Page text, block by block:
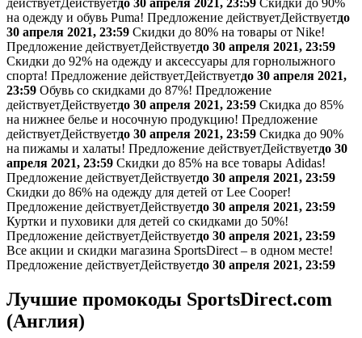
действуетДействуетдо 30 апреля 2021, 23:59 Скидки до 90%
на одежду и обувь Puma! Предложение действуетДействуетдо
30 апреля 2021, 23:59 Скидки до 80% на товары от Nike!
Предложение действуетДействуетдо 30 апреля 2021, 23:59
Скидки до 92% на одежду и аксессуары для горнолыжного
спорта! Предложение действуетДействуетдо 30 апреля 2021,
23:59 Обувь со скидками до 87%! Предложение
действуетДействуетдо 30 апреля 2021, 23:59 Скидка до 85%
на нижнее белье и носочную продукцию! Предложение
действуетДействуетдо 30 апреля 2021, 23:59 Скидка до 90%
на пижамы и халаты! Предложение действуетДействуетдо 30
апреля 2021, 23:59 Скидки до 85% на все товары Adidas!
Предложение действуетДействуетдо 30 апреля 2021, 23:59
Скидки до 86% на одежду для детей от Lee Cooper!
Предложение действуетДействуетдо 30 апреля 2021, 23:59
Куртки и пуховики для детей со скидками до 50%!
Предложение действуетДействуетдо 30 апреля 2021, 23:59
Все акции и скидки магазина SportsDirect – в одном месте!
Предложение действуетДействуетдо 30 апреля 2021, 23:59
Лучшие промокоды SportsDirect.com
(Англия)